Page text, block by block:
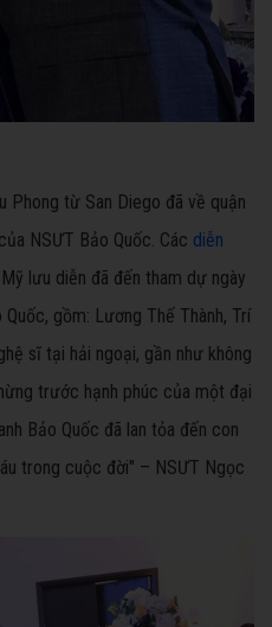
Phong từ San Diego đã về quận
NSƯT Bảo Quốc. Các diễn
lưu diễn đã đến tham dự ngày
gồm: Lương Thế Thành, Trí
sĩ tại hải ngoại, gần như không
trước hạnh phúc của một đại
Bảo Quốc đã lan tỏa đến con
trong cuộc đời" – NSƯT Ngọc